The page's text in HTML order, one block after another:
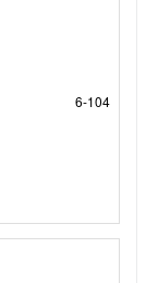
6-104